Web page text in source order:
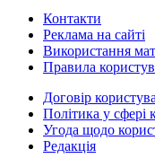
Контакти
Реклама на сайті
Використання
Правила
Договір
Політика у сфері
Угода щодо
Редакція